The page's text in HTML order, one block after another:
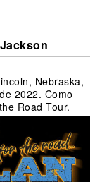
Nebraska,
2022. Como
Road Tour.